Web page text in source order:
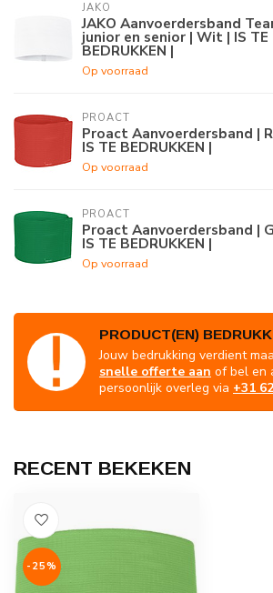
JAKO
JAKO Aanvoerdersband
junior en senior | Wit | IS TE
BEDRUKKEN |
Op voorraad
PROACT
Proact Aanvoerdersband |
IS TE BEDRUKKEN |
Op voorraad
PROACT
Proact Aanvoerdersband |
IS TE BEDRUKKEN |
Op voorraad
PRODUCT(EN)
Jouw bedrukking verdient
snelle offerte aan of bel en
persoonlijk overleg via +31
RECENT BEKEKEN
-25%